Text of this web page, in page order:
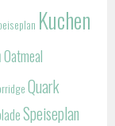
Kuchen
Oatmeal
Quark
Speiseplan